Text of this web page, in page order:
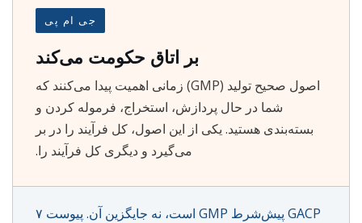
جی ام پی
بر اتاق حکومت می‌کند
اصول صحیح تولید (GMP) زمانی اهمیت پیدا می‌کنند که
شما در حال پردازش، استخراج، فرموله کردن و
بسته‌بندی هستید. یکی از این اصول، کل فرآیند را در بر
می‌گیرد و دیگری کل فرآیند را.
GACP پیش‌شرط GMP است، نه جایگزین آن. پیوست ۷